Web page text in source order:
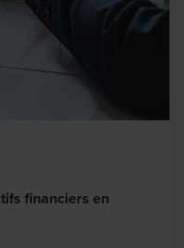
financiers en